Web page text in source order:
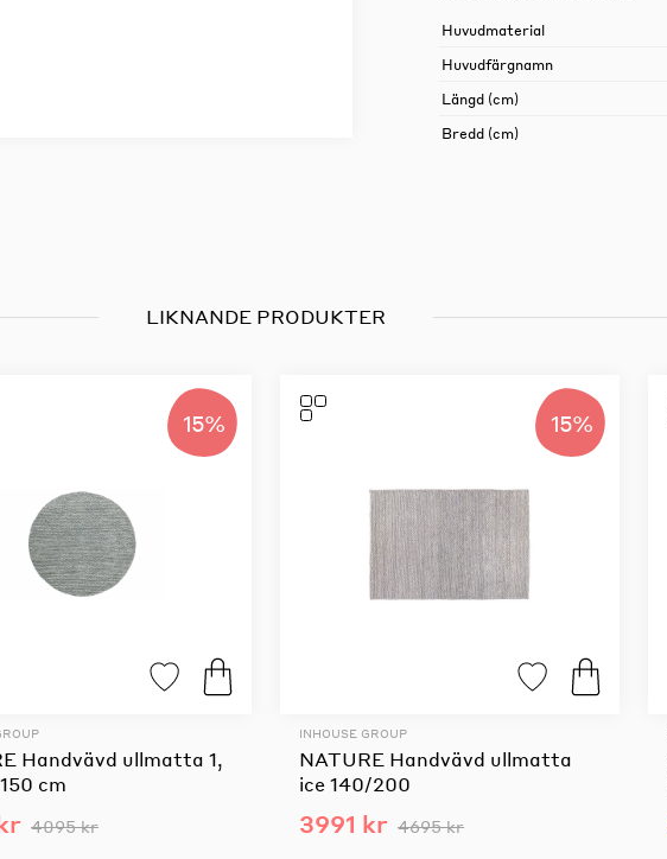
Huvudmaterial
Huvudfärgnamn
Längd (cm)
Bredd (cm)
LIKNANDE PRODUKTER
15%
Handvävd ullmatta 1,
cm
4095 kr
15%
INHOUSE GROUP
NATURE Handvävd ullmatta
ice 140/200
3991 kr 4695 kr